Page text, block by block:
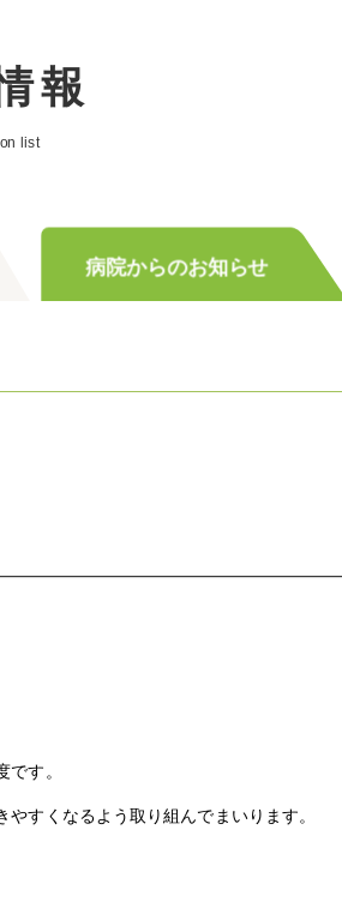
報
list
病院からのお知らせ
す。
すくなるよう取り組んでまいります。